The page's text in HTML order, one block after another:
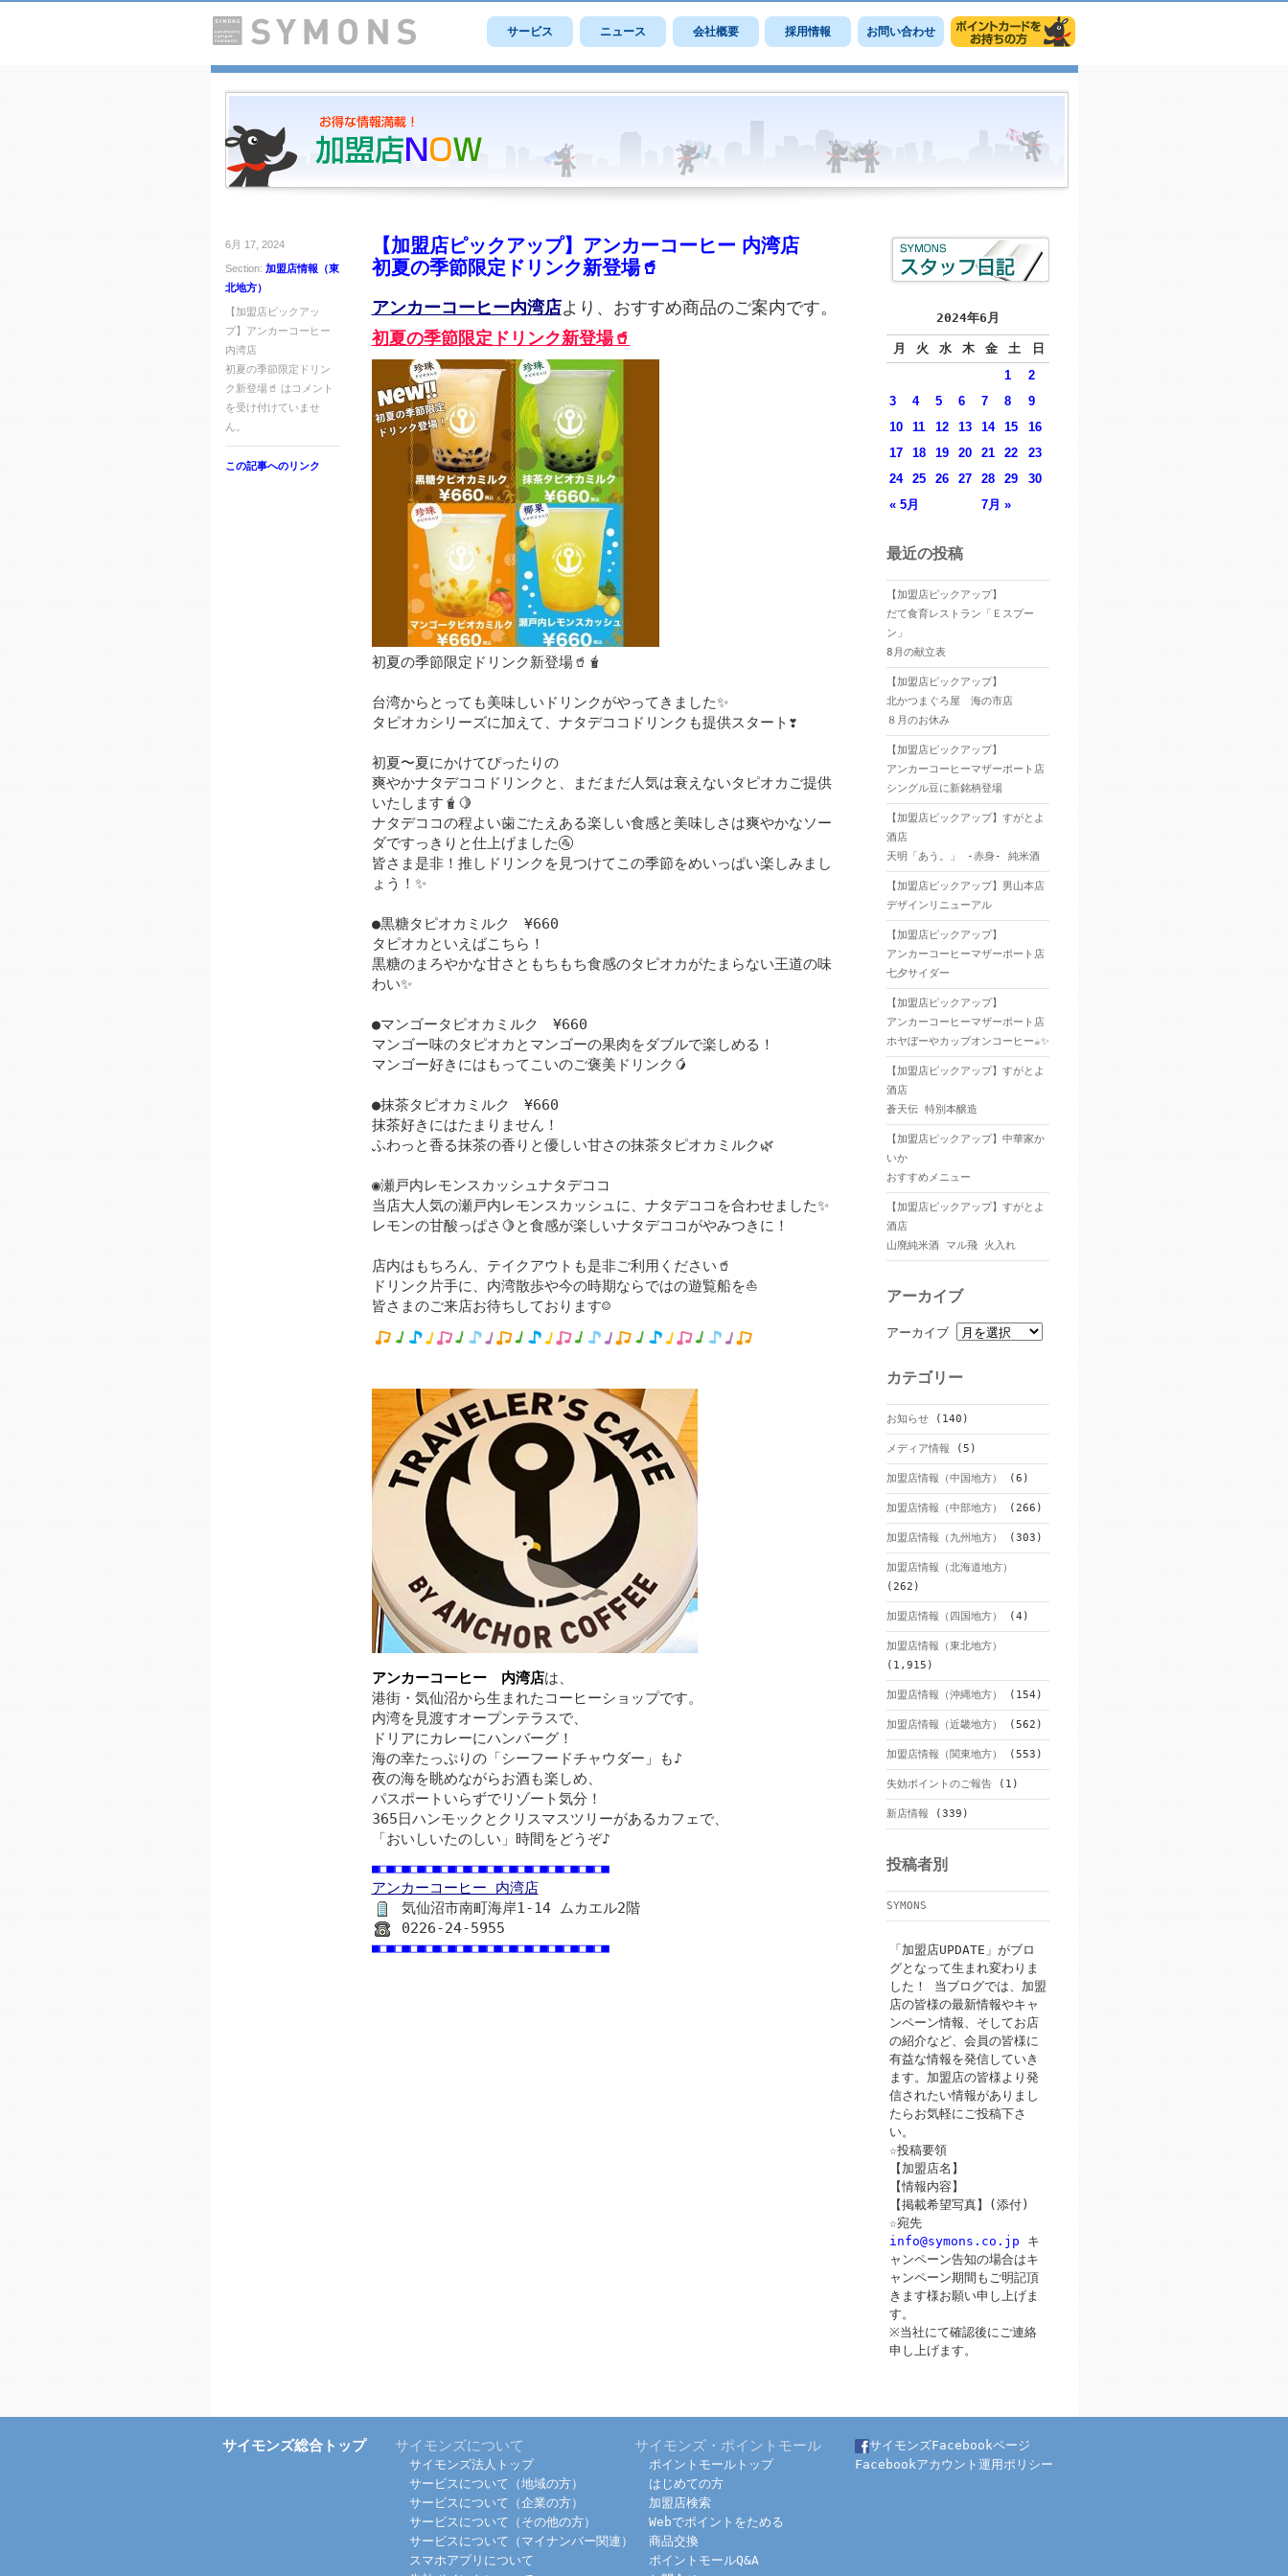
サービス ニュース 会社概要 採用情報 お問い合わせ
6月 17, 2024
Section: 加盟店情報（東
北地方）
【加盟店ピックアッ
プ】アンカーコーヒー
内湾店
初夏の季節限定ドリン
ク新登場🥤 は コメント
を受け付けていませ
ん。
この記事へのリンク
【加盟店ピックアップ】アンカーコーヒー 内湾店
初夏の季節限定ドリンク新登場🥤
アンカーコーヒー内湾店より、おすすめ商品のご案内です。
初夏の季節限定ドリンク新登場🥤
初夏の季節限定ドリンク新登場🥤🧋
台湾からとっても美味しいドリンクがやってきました✨
タピオカシリーズに加えて、ナタデココドリンクも提供スタート❣️
初夏〜夏にかけてぴったりの
爽やかナタデココドリンクと、まだまだ人気は衰えないタピオカご提供
いたします🧋🍋
ナタデココの程よい歯ごたえある楽しい食感と美味しさは爽やかなソー
ダですっきりと仕上げました️🚰
皆さま是非！推しドリンクを見つけてこの季節をめいっぱい楽しみまし
ょう！✨
●黒糖タピオカミルク ¥660
タピオカといえばこちら！
黒糖のまろやかな甘さともちもち食感のタピオカがたまらない王道の味
わい✨
●マンゴータピオカミルク ¥660
マンゴー味のタピオカとマンゴーの果肉をダブルで楽しめる！
マンゴー好きにはもってこいのご褒美ドリンク🥭
●抹茶タピオカミルク ¥660
抹茶好きにはたまりません！
ふわっと香る抹茶の香りと優しい甘さの抹茶タピオカミルク🌿
◉瀬戸内レモンスカッシュナタデココ
当店大人気の瀬戸内レモンスカッシュに、ナタデココを合わせました✨
レモンの甘酸っぱさ🍋と食感が楽しいナタデココがやみつきに！
店内はもちろん、テイクアウトも是非ご利用ください🥤
ドリンク片手に、内湾散歩や今の時期ならではの遊覧船を⛵️
皆さまのご来店お待ちしております☺️
アンカーコーヒー 内湾店は、
港街・気仙沼から生まれたコーヒーショップです。
内湾を見渡すオープンテラスで、
ドリアにカレーにハンバーグ！
海の幸たっぷりの「シーフードチャウダー」も♪
夜の海を眺めながらお酒も楽しめ、
パスポートいらずでリゾート気分！
365日ハンモックとクリスマスツリーがあるカフェで、
「おいしいたのしい」時間をどうぞ♪
■□■□■□■□■□■□■□■□■□■□■□■□■□■□■□■
アンカーコーヒー 内湾店
気仙沼市南町海岸1-14 ムカエル2階
0226-24-5955
■□■□■□■□■□■□■□■□■□■□■□■□■□■□■□■
2024年6月
月 火 水 木 金 土 日
« 5月 7月 »
1
2
3
4 5 6 7 8
9
10
11 12 13 14 15
16
17
18 19 20 21 22
23
24
25 26 27 28 29 30
最近の投稿
【加盟店ピックアップ】
だて食育レストラン「Ｅスプー
ン」
8月の献立表
【加盟店ピックアップ】
北かつまぐろ屋 海の市店
８月のお休み
【加盟店ピックアップ】
アンカーコーヒーマザーポート店
シングル豆に新銘柄登場
【加盟店ピックアップ】すがとよ
酒店
天明「あう。」 -赤身- 純米酒
【加盟店ピックアップ】男山本店
デザインリニューアル
【加盟店ピックアップ】
アンカーコーヒーマザーポート店
七夕サイダー
【加盟店ピックアップ】
アンカーコーヒーマザーポート店
ホヤぼーやカップオンコーヒー☕✨
【加盟店ピックアップ】すがとよ
酒店
蒼天伝 特別本醸造
【加盟店ピックアップ】中華家か
いか
おすすめメニュー
【加盟店ピックアップ】すがとよ
酒店
山廃純米酒 マル飛 火入れ
アーカイブ
アーカイブ
カテゴリー
お知らせ(140)
メディア情報 (5)
加盟店情報（中国地方） (6)
加盟店情報（中部地方） (266)
加盟店情報（九州地方） (303)
加盟店情報（北海道地方）
(262)
加盟店情報（四国地方） (4)
加盟店情報（東北地方）
(1,915)
加盟店情報（沖縄地方） (154)
加盟店情報（近畿地方） (562)
加盟店情報（関東地方） (553)
失効ポイントのご報告(1)
新店情報 (339)
投稿者別
SYMONS
「加盟店UPDATE」がブロ
グとなって生まれ変わりま
した！ 当ブログでは、加盟
店の皆様の最新情報やキャ
ンペーン情報、そしてお店
の紹介など、会員の皆様に
有益な情報を発信していき
ます。加盟店の皆様より発
信されたい情報がありまし
たらお気軽にご投稿下さ
い。
☆投稿要領
【加盟店名】
【情報内容】
【掲載希望写真】(添付)
☆宛先
info@symons.co.jp キ
ャンペーン告知の場合はキ
ャンペーン期間もご明記頂
きます様お願い申し上げま
す。
※当社にて確認後にご連絡
申し上げます。
サイモンズ総合トップ サイモンズについて
サイモンズ法人トップ
サービスについて（地域の方）
サービスについて（企業の方）
サービスについて（その他の方）
サービスについて（マイナンバー関連）
スマホアプリについて
サイモンズ・ポイントモール
ポイントモールトップ
はじめての方
加盟店検索
Webでポイントをためる
商品交換
ポイントモールQ&A
サイモンズFacebookページ
Facebookアカウント運用ポリシー